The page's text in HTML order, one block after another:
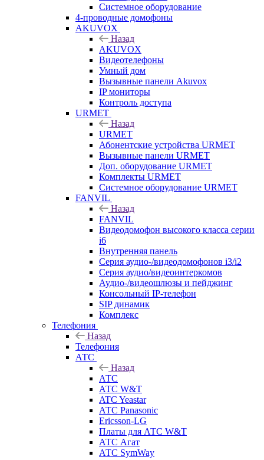
Системное оборудование
4-проводные домофоны
AKUVOX
Назад
AKUVOX
Видеотелефоны
Умный дом
Вызывные панели Akuvox
IP мониторы
Контроль доступа
URMET
Назад
URMET
Абонентские устройства URMET
Вызывные панели URMET
Доп. оборудование URMET
Комплекты URMET
Системное оборудование URMET
FANVIL
Назад
FANVIL
Видеодомофон высокого класса серии
i6
Внутренняя панель
Серия аудио-/видеодомофонов i3/i2
Серия аудио/видеоинтеркомов
Аудио-/видеошлюзы и пейджинг
Консольный IP-телефон
SIP динамик
Комплекс
Телефония
Назад
Телефония
АТС
Назад
АТС
АТС W&T
ATC Yeastar
АТС Panasonic
Ericsson-LG
Платы для АТС W&T
АТС Агат
АТС SymWay